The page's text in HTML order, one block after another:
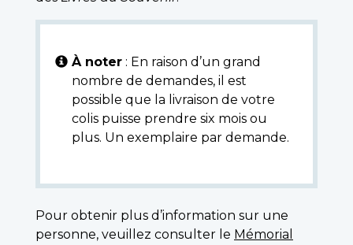
À noter : En raison d’un grand
nombre de demandes, il est
possible que la livraison de votre
colis puisse prendre six mois ou
plus. Un exemplaire par demande.
Pour obtenir plus d’information sur une
personne, veuillez consulter le Mémorial